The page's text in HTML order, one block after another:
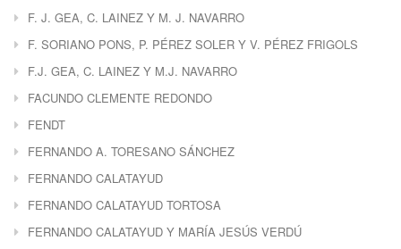
F. J. GEA, C. LAINEZ Y M. J. NAVARRO
F. SORIANO PONS, P. PÉREZ SOLER Y V. PÉREZ FRIGOLS
F.J. GEA, C. LAINEZ Y M.J. NAVARRO
FACUNDO CLEMENTE REDONDO
FENDT
FERNANDO A. TORESANO SÁNCHEZ
FERNANDO CALATAYUD
FERNANDO CALATAYUD TORTOSA
FERNANDO CALATAYUD Y MARÍA JESÚS VERDÚ